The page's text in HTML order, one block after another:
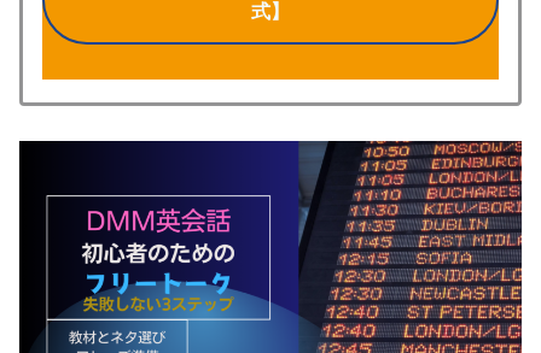
式】